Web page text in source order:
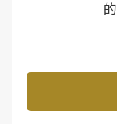
的